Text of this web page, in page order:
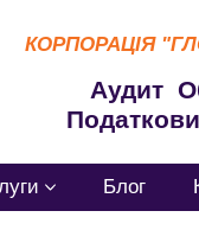
КОРПОРАЦІЯ
Аудит
Блог